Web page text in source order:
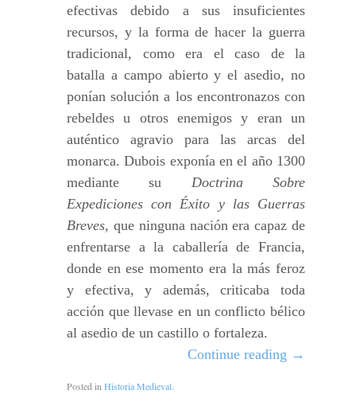
efectivas debido a sus insuficientes
recursos, y la forma de hacer la guerra
tradicional, como era el caso de la
batalla a campo abierto y el asedio, no
ponían solución a los encontronazos con
rebeldes u otros enemigos y eran un
auténtico agravio para las arcas del
monarca. Dubois exponía en el año 1300
mediante su Doctrina Sobre
Expediciones con Éxito y las Guerras
Breves, que ninguna nación era capaz de
enfrentarse a la caballería de Francia,
donde en ese momento era la más feroz
y efectiva, y además, criticaba toda
acción que llevase en un conflicto bélico
al asedio de un castillo o fortaleza.
Continue reading →
Posted in Historia Medieval.